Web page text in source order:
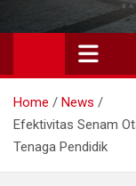
Home
News
Efektivitas Senam
Tenaga Pendidik